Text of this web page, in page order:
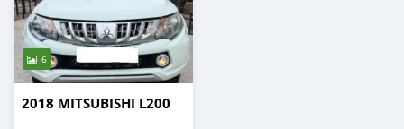
6
2018 MITSUBISHI L200